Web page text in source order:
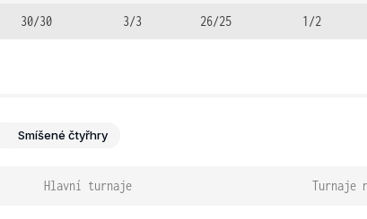
30/30 3/3 26/25 1/2
Smíšené čtyřhry
Hlavní turnaje Turnaje